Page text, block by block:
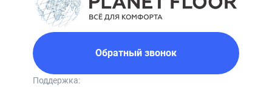
Обратный звонок
Поддержка: